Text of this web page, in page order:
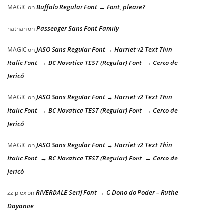
MAGIC onBuffalo Regular Font → Font, please?
nathanonPassenger Sans Font Family
MAGIC onJASO Sans Regular Font → Harriet v2 Text Thin
Italic Font → BC Novatica TEST (Regular) Font → Cerco de
Jericó
MAGIC onJASO Sans Regular Font → Harriet v2 Text Thin
Italic Font → BC Novatica TEST (Regular) Font → Cerco de
Jericó
MAGIC onJASO Sans Regular Font → Harriet v2 Text Thin
Italic Font → BC Novatica TEST (Regular) Font → Cerco de
Jericó
zziplexonRIVERDALE Serif Font → O Dono do Poder – Ruthe
Dayanne